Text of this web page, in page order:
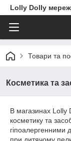
Lolly Dolly
Товари та
Косметика та
В магазинах Lolly
косметику та
гіпоалергенними